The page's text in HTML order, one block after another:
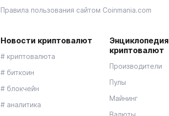
Правила пользования сайтом Coinmania.com
Новости криптовалют
# криптовалюта
# биткоин
# блокчейн
# аналитика
Энциклопедия
криптовалют
Производители
Пулы
Майнинг
Валюты